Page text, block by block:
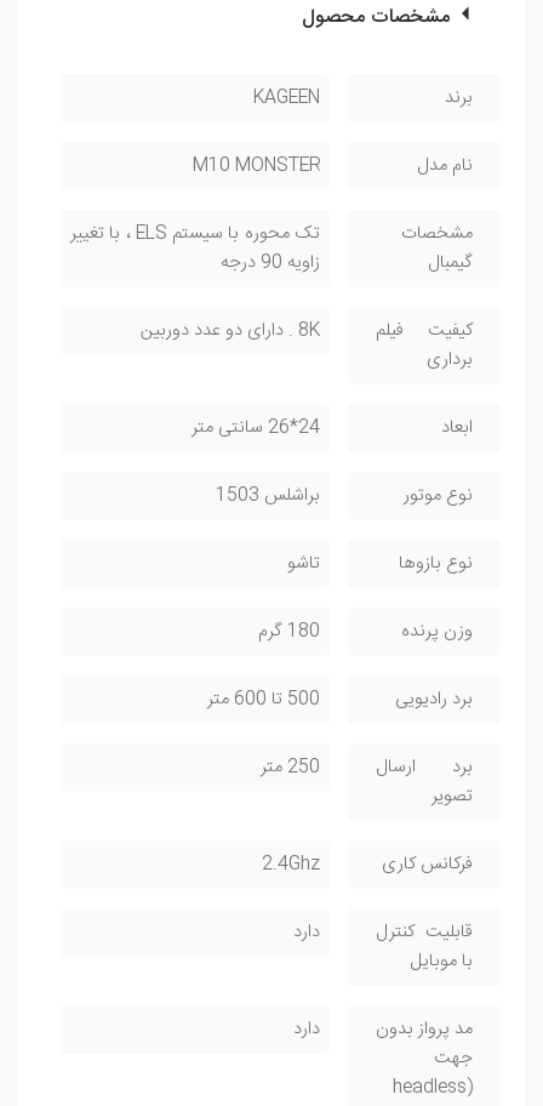
مشخصات محصول
برند KAGEEN
نام مدل M10 MONSTER
مشخصات
گیمبال
تک محوره با سیستم ELS ، با تغییر
زاویه 90 درجه
کیفیت فیلم
برداری
8K . دارای دو عدد دوربین
ابعاد 24*26 سانتی متر
نوع موتور براشلس 1503
نوع بازوها تاشو
وزن پرنده 180 گرم
برد رادیویی 500 تا 600 متر
برد ارسال
تصویر
250 متر
فرکانس کاری 2.4Ghz
قابلیت کنترل
با موبایل
دارد
مد پرواز بدون
جهت
(headless
دارد